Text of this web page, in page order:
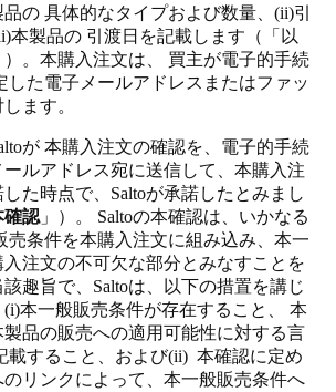
の 具体的なタイプおよび数量、(ii)引
本製品の 引渡日を記載します（「以
）。本購入注文は、 買主が電子的手続
した電子メールアドレスまたはファッ
します。
が 本購入注文の確認を、電子的手続
ルアドレス宛に送信して、本購入注
た時点で、Saltoが承諾したとみまし
確認 」）。 Saltoの本確認は、いかなる
売条件を本購入注文に組み込み、本一
注文の不可欠な部分とみなすことを
趣旨で、Saltoは、以下の措置を講じ
(i)本一般販売条件が存在すること、 本
品の販売への適用可能性に対する言
載すること、および(ii) 本確認に定め
リンクによって、本一般販売条件へ